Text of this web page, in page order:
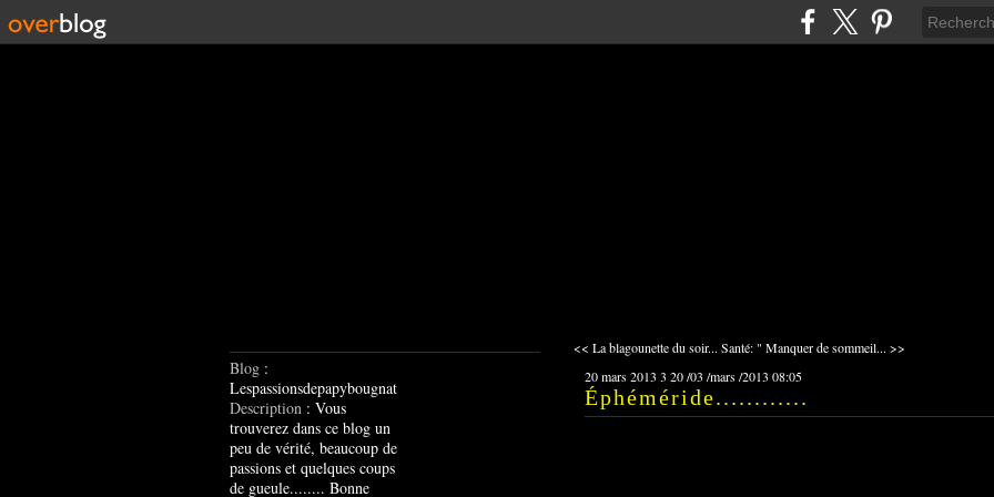
Blog :
Lespassionsdepapybougnat
Description : Vous
trouverez dans ce blog un
peu de vérité, beaucoup de
passions et quelques coups
de gueule........ Bonne
<< La blagounette du soir... Santé: " Manquer de sommeil... >>
20 mars 2013 3 20/03 /mars/2013 08:05
Éphéméride............